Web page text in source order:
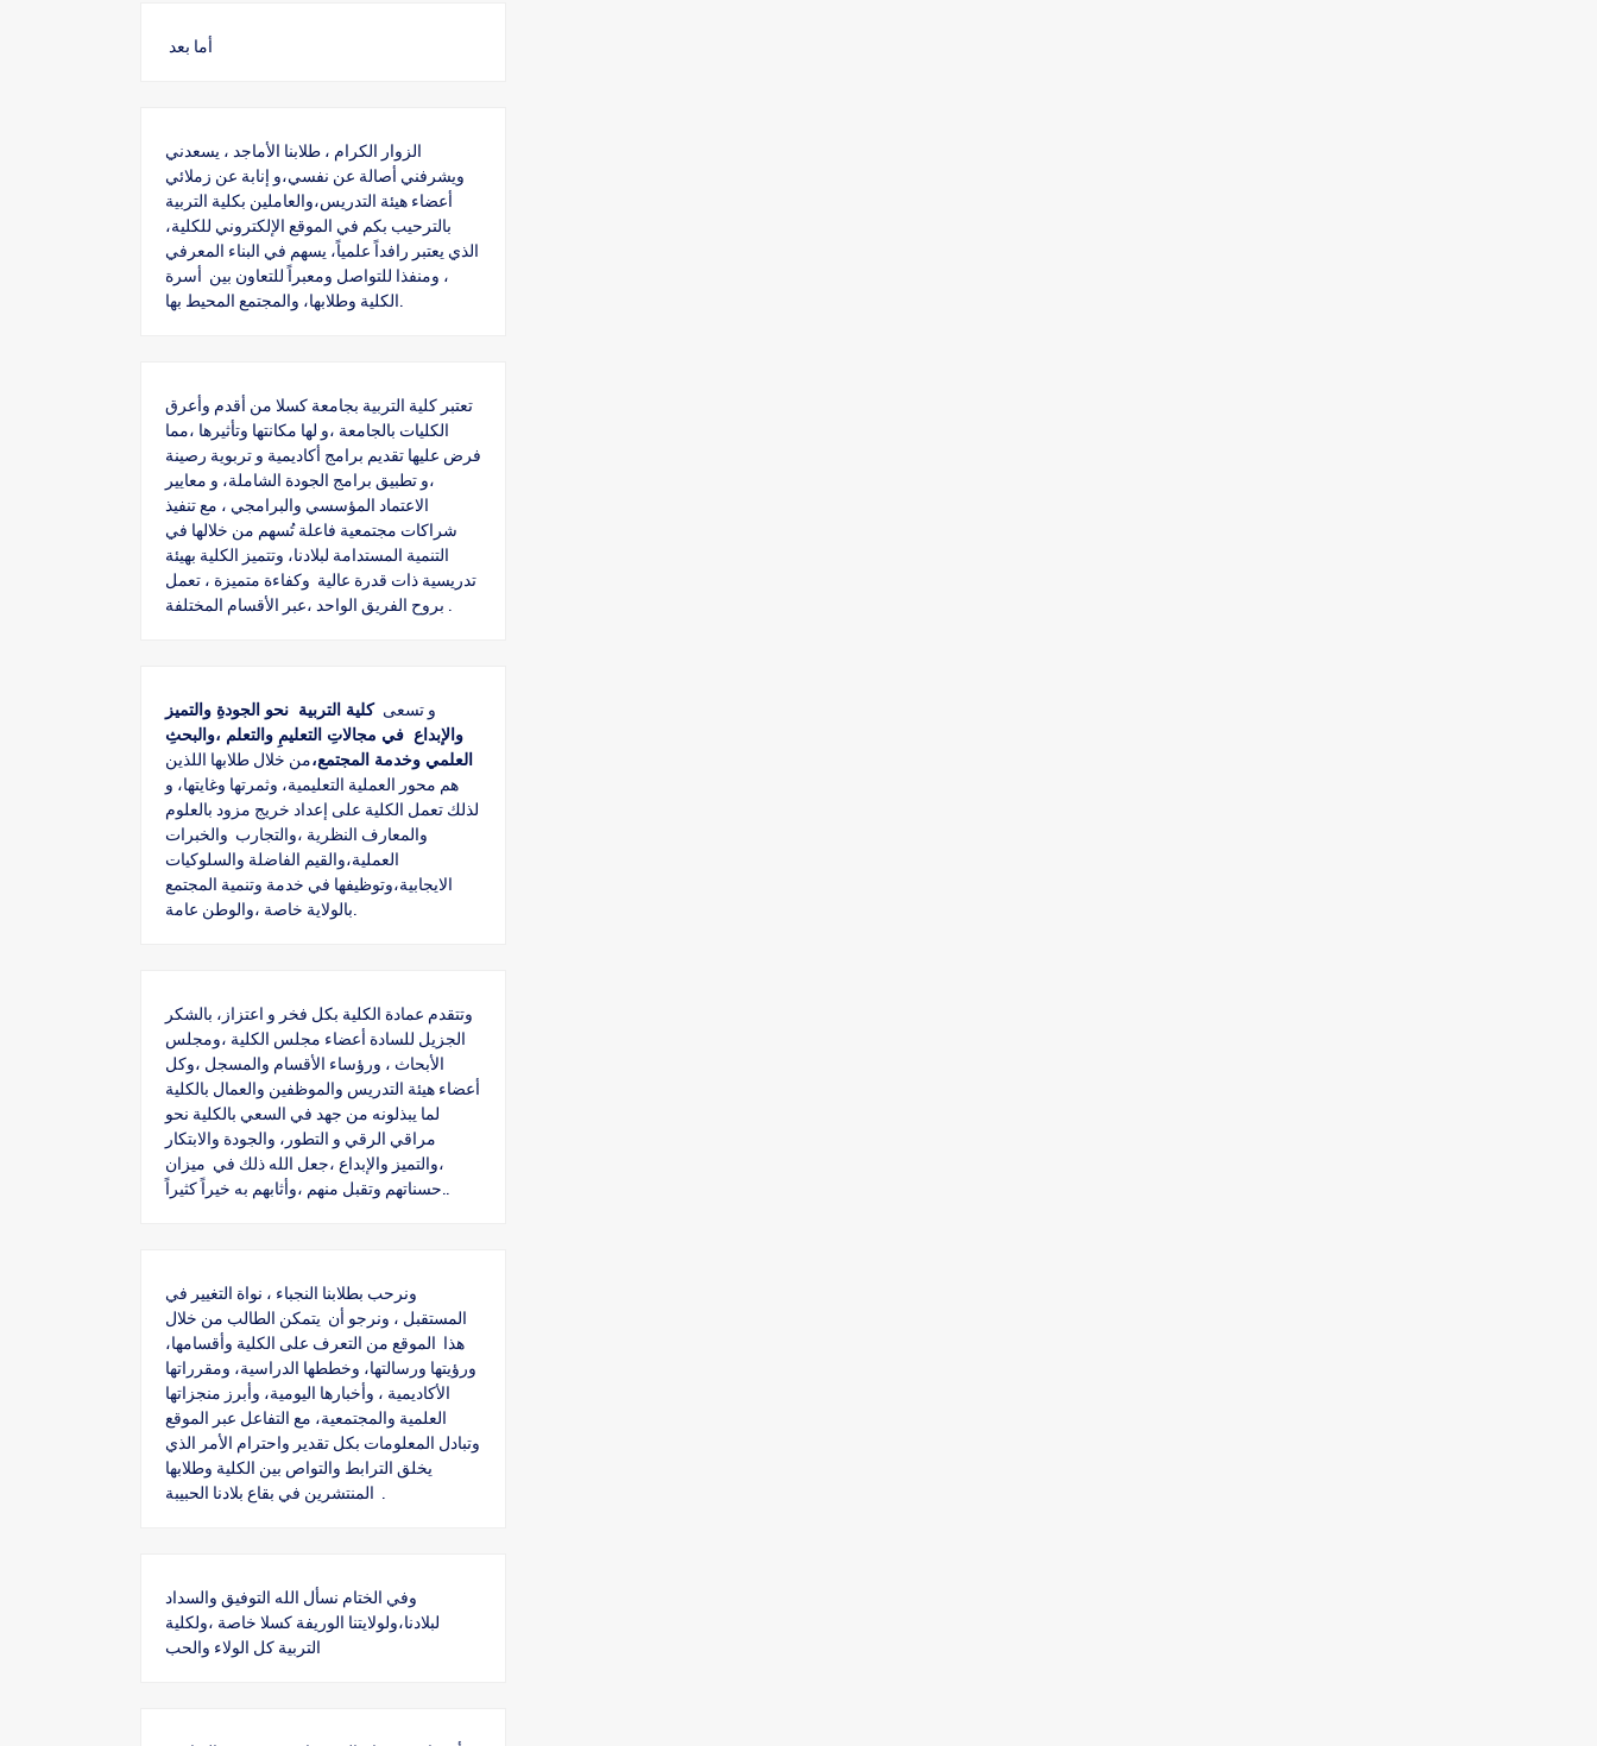
أما بعد
الزوار الكرام ، طلابنا الأماجد ، يسعدني
ويشرفني أصالة عن نفسي،و إنابة عن زملائي
أعضاء هيئة التدريس،والعاملين بكلية التربية
بالترحيب بكم في الموقع الإلكتروني للكلية،
الذي يعتبر رافداً علمياً، يسهم في البناء المعرفي
، ومنفذا للتواصل ومعبراً للتعاون بين أسرة
تعتبر كلية التربية بجامعة كسلا من أقدم وأعرق
الكليات بالجامعة ،و لها مكانتها وتأثيرها ،مما
فرض عليها تقديم برامج أكاديمية و تربوية رصينة
،و تطبيق برامج الجودة الشاملة، و معايير
الاعتماد المؤسسي والبرامجي ، مع تنفيذ
شراكات مجتمعية فاعلة تُسهم من خلالها في
التنمية المستدامة لبلادنا، وتتميز الكلية بهيئة
تدريسية ذات قدرة عالية وكفاءة متميزة ، تعمل
و تسعى كلية التربية نحو الجودةِ والتميز
والإبداع في مجالاتِ التعليمِ والتعلم ،والبحثِ
العلمي وخدمة المجتمع،من خلال طلابها اللذين
هم محور العملية التعليمية، وثمرتها وغايتها، و
لذلك تعمل الكلية على إعداد خريج مزود بالعلوم
والمعارف النظرية ،والتجارب والخبرات
العملية،والقيم الفاضلة والسلوكيات
الايجابية،وتوظيفها في خدمة وتنمية المجتمع
وتتقدم عمادة الكلية بكل فخر و اعتزاز، بالشكر
الجزيل للسادة أعضاء مجلس الكلية ،ومجلس
الأبحاث ، ورؤساء الأقسام والمسجل ،وكل
أعضاء هيئة التدريس والموظفين والعمال بالكلية
لما يبذلونه من جهد في السعي بالكلية نحو
مراقي الرقي و التطور، والجودة والابتكار
،والتميز والإبداع ،جعل الله ذلك في ميزان
ونرحب بطلابنا النجباء ، نواة التغيير في
المستقبل ، ونرجو أن يتمكن الطالب من خلال
هذا الموقع من التعرف على الكلية وأقسامها،
ورؤيتها ورسالتها، وخططها الدراسية، ومقرراتها
الأكاديمية ، وأخبارها اليومية، وأبرز منجزاتها
العلمية والمجتمعية، مع التفاعل عبر الموقع
وتبادل المعلومات بكل تقدير واحترام الأمر الذي
يخلق الترابط والتواص بين الكلية وطلابها
وفي الختام نسأل الله التوفيق والسداد
لبلادنا،ولولايتنا الوريفة كسلا خاصة ،ولكلية
التربية كل الولاء والحب